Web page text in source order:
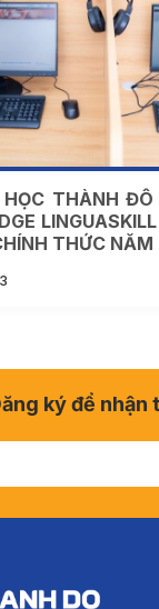
HỌC THÀNH
THỨC
ký để nhận